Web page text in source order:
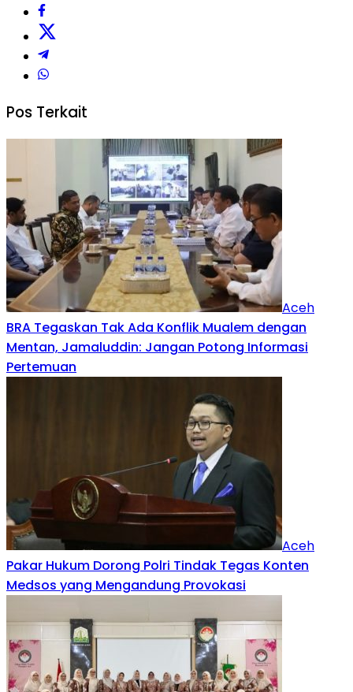
Pos Terkait
Aceh
BRA Tegaskan Tak Ada Konflik Mualem dengan
Mentan, Jamaluddin: Jangan Potong Informasi
Pertemuan
Aceh
Pakar Hukum Dorong Polri Tindak Tegas Konten
Medsos yang Mengandung Provokasi